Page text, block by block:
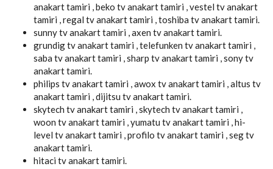
anakart tamiri , beko tv anakart tamiri , vestel tv anakart
tamiri , regal tv anakart tamiri , toshiba tv anakart tamiri.
sunny tv anakart tamiri , axen tv anakart tamiri.
grundig tv anakart tamiri , telefunken tv anakart tamiri ,
saba tv anakart tamiri , sharp tv anakart tamiri , sony tv
anakart tamiri.
philips tv anakart tamiri , awox tv anakart tamiri , altus tv
anakart tamiri , dijitsu tv anakart tamiri.
skytech tv anakart tamiri , skytech tv anakart tamiri ,
woon tv anakart tamiri , yumatu tv anakart tamiri , hi-
level tv anakart tamiri , profilo tv anakart tamiri , seg tv
anakart tamiri.
hitaci tv anakart tamiri.